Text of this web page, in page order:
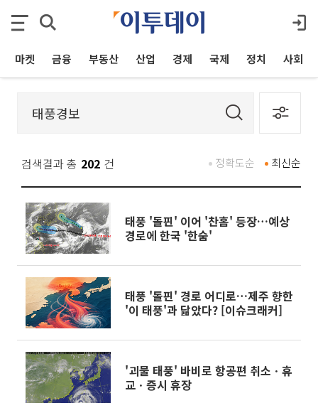
마켓 금융 부동산 산업 경제 국제 정치 사회
검색결과 총 202 건 최신순
정확도순
태풍 '돌핀' 이어 '찬홈' 등장…예상
경로에 한국 '한숨'
태풍 '돌핀' 경로 어디로…제주 향한
'이 태풍'과 닮았다? [이슈크래커]
'괴물 태풍' 바비로 항공편 취소ㆍ휴
교ㆍ증시 휴장